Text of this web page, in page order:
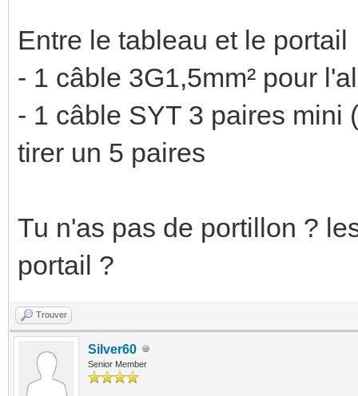
Entre le tableau et le portail
- 1 câble 3G1,5mm² pour
- 1 câble SYT 3 paires mini
tirer un 5 paires
Tu n'as pas de portillon ?
portail ?
Trouver
Silver60
Senior Member